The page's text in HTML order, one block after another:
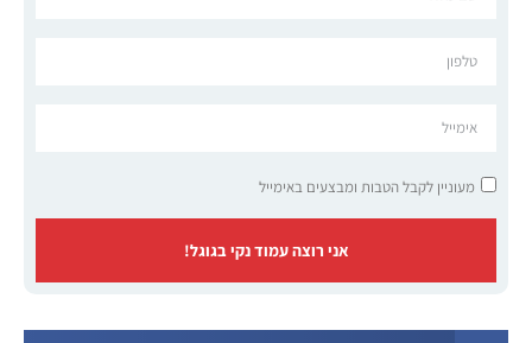
מעוניין לקבל הטבות ומבצעים באימייל
אני רוצה עמוד נקי בגוגל!